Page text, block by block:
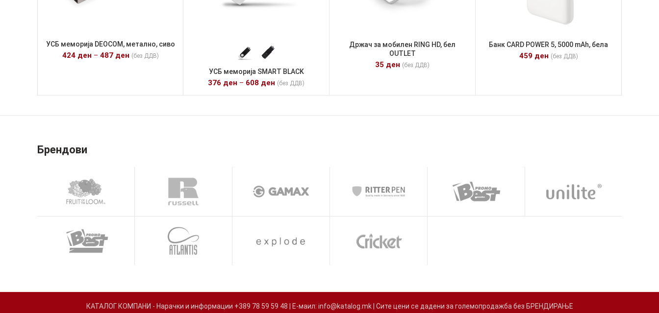
УСБ меморија DEOCOM, метално, сиво
424 ден – 487 ден (без ДДВ)
УСБ меморија SMART BLACK
376 ден – 608 ден (без ДДВ)
Држач за мобилен RING HD, бел
OUTLET
35 ден (без ДДВ)
Банк CARD POWER 5, 5000 mAh, бела
459 ден (без ДДВ)
Брендови
КАТАЛОГ КОМПАНИ - Нарачки и информации +389 78 59 59 48 | Е-маил: info@katalog.mk | Сите цени се дадени за големопродажба без БРЕНДИРАЊЕ